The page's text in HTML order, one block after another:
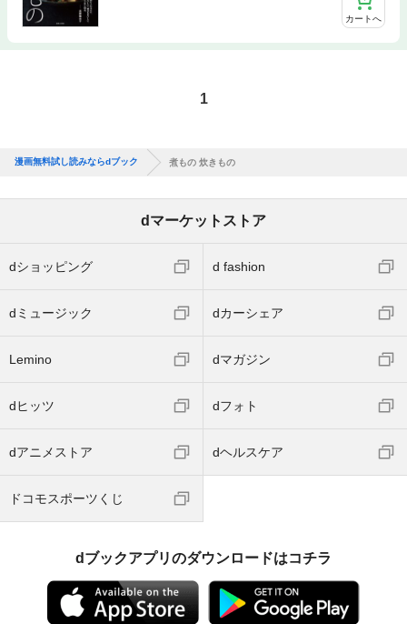
カートへ
1
漫画無料試し読みならdブック 煮もの 炊きもの
dマーケットストア
dショッピング d fashion
dミュージック dカーシェア
Lemino dマガジン
dヒッツ dフォト
dアニメストア dヘルスケア
ドコモスポーツくじ
dブックアプリのダウンロードはコチラ